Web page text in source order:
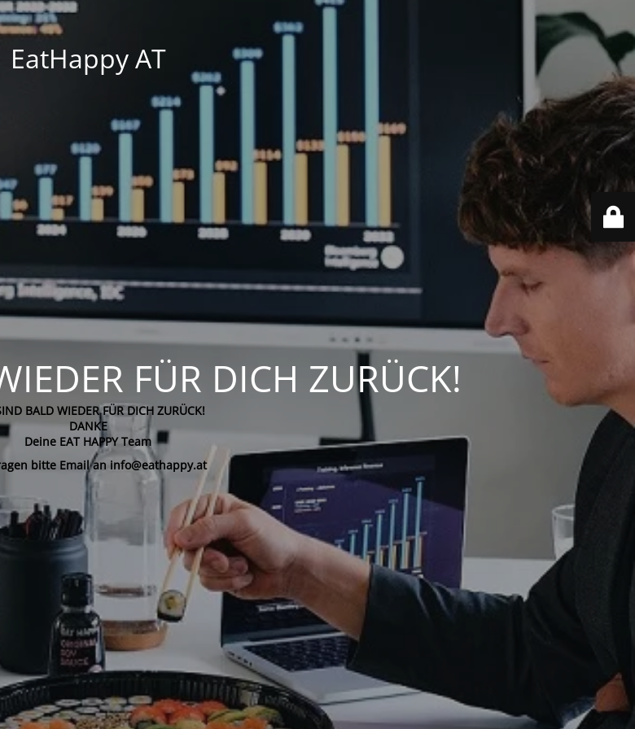
EatHappy AT
FÜR DICH ZURÜCK!
BALD WIEDER FÜR DICH ZURÜCK!
DANKE
Deine EAT HAPPY Team
bitte Email an info@eathappy.at